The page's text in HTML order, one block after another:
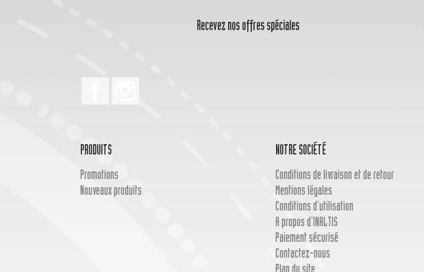
Recevez nos offres spéciales
PRODUITS
Promotions
Nouveaux produits
NOTRE SOCIÉTÉ
Conditions de livraison et de retour
Mentions légales
Conditions d'utilisation
A propos d'INALTIS
Paiement sécurisé
Contactez-nous